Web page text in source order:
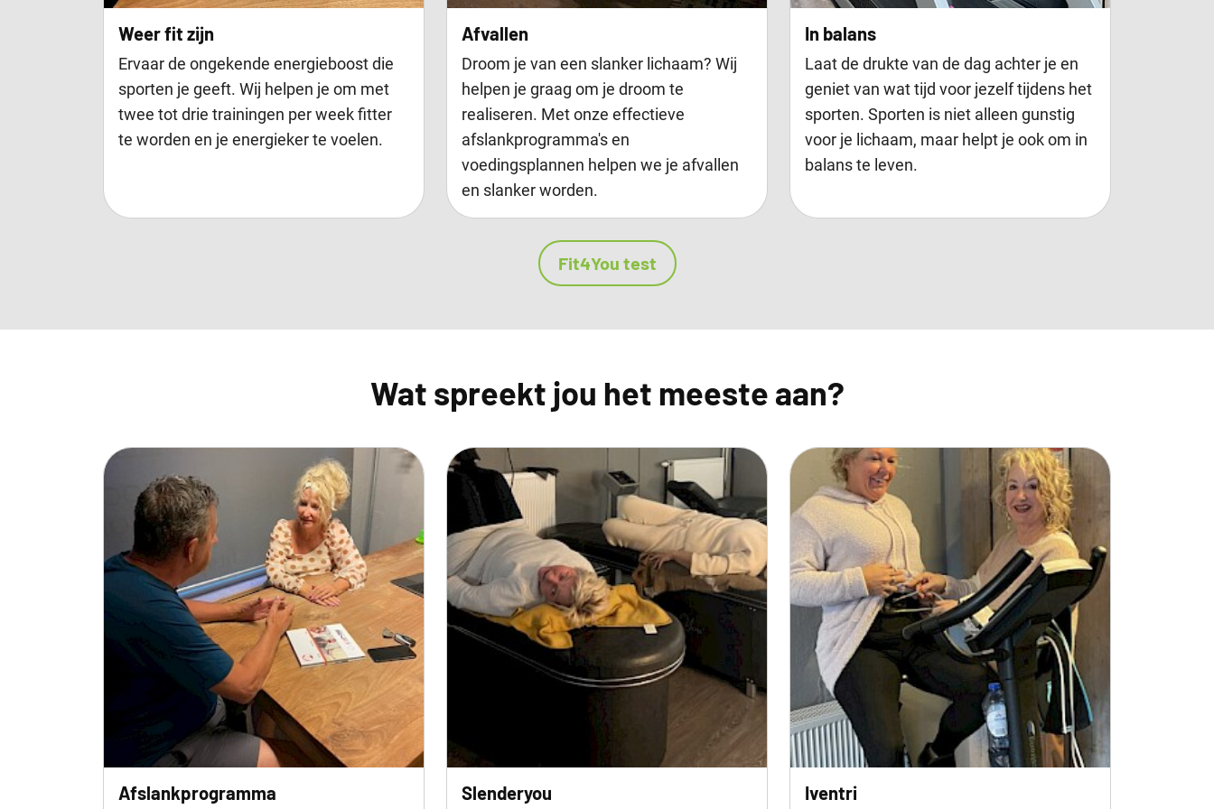
Weer fit zijn
Ervaar de ongekende energieboost die
sporten je geeft. Wij helpen je om met
twee tot drie trainingen per week fitter
te worden en je energieker te voelen.
Afvallen
Droom je van een slanker lichaam? Wij
helpen je graag om je droom te
realiseren. Met onze effectieve
afslankprogramma's en
voedingsplannen helpen we je afvallen
en slanker worden.
In balans
Laat de drukte van de dag achter je en
geniet van wat tijd voor jezelf tijdens het
sporten. Sporten is niet alleen gunstig
voor je lichaam, maar helpt je ook om in
balans te leven.
Fit4You test
Wat spreekt jou het meeste aan?
Afslankprogramma Slenderyou Iventri